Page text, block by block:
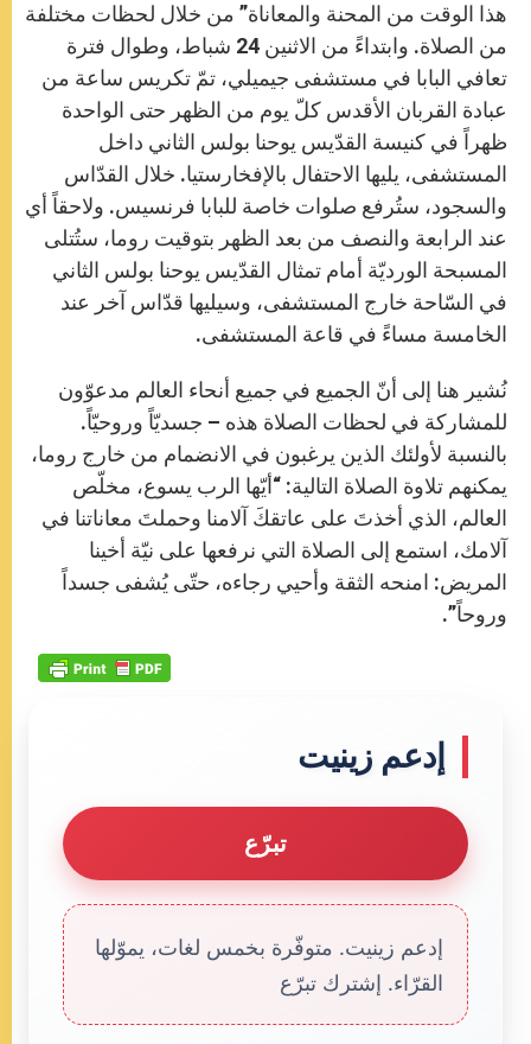
هذا الوقت من المحنة والمعاناة” من خلال لحظات مختلفة
من الصلاة. وابتداءً من الاثنين 24 شباط، وطوال فترة
تعافي البابا في مستشفى جيميلي، تمّ تكريس ساعة من
عبادة القربان الأقدس كلّ يوم من الظهر حتى الواحدة
ظهراً في كنيسة القدّيس يوحنا بولس الثاني داخل
المستشفى، يليها الاحتفال بالإفخارستيا. خلال القدّاس
والسجود، ستُرفع صلوات خاصة للبابا فرنسيس. ولاحقاً أي
عند الرابعة والنصف من بعد الظهر بتوقيت روما، ستُتلى
المسبحة الورديّة أمام تمثال القدّيس يوحنا بولس الثاني
في السّاحة خارج المستشفى، وسيليها قدّاس آخر عند
الخامسة مساءً في قاعة المستشفى.
نُشير هنا إلى أنّ الجميع في جميع أنحاء العالم مدعوّون
للمشاركة في لحظات الصلاة هذه – جسديّاً وروحيّاً.
بالنسبة لأولئك الذين يرغبون في الانضمام من خارج روما،
يمكنهم تلاوة الصلاة التالية: “أيّها الرب يسوع، مخلّص
العالم، الذي أخذتَ على عاتقكَ آلامنا وحملتَ معاناتنا في
آلامك، استمع إلى الصلاة التي نرفعها على نيّة أخينا
المريض: امنحه الثقة وأحيي رجاءه، حتّى يُشفى جسداً
وروحاً”.
إدعم زينيت
تبرّع
إدعم زينيت. متوفّرة بخمس لغات، يموّلها
القرّاء. إشترك تبرّع